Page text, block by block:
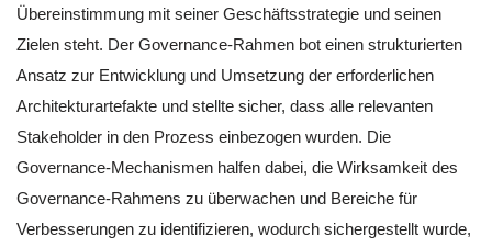
Übereinstimmung mit seiner Geschäftsstrategie und seinen
Zielen steht. Der Governance-Rahmen bot einen strukturierten
Ansatz zur Entwicklung und Umsetzung der erforderlichen
Architekturartefakte und stellte sicher, dass alle relevanten
Stakeholder in den Prozess einbezogen wurden. Die
Governance-Mechanismen halfen dabei, die Wirksamkeit des
Governance-Rahmens zu überwachen und Bereiche für
Verbesserungen zu identifizieren, wodurch sichergestellt wurde,